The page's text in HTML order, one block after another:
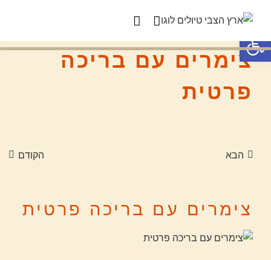
צימרים עם בריכה
פרטית
הקודם הבא
צימרים עם בריכה פרטית
פתח סרגל נגישות